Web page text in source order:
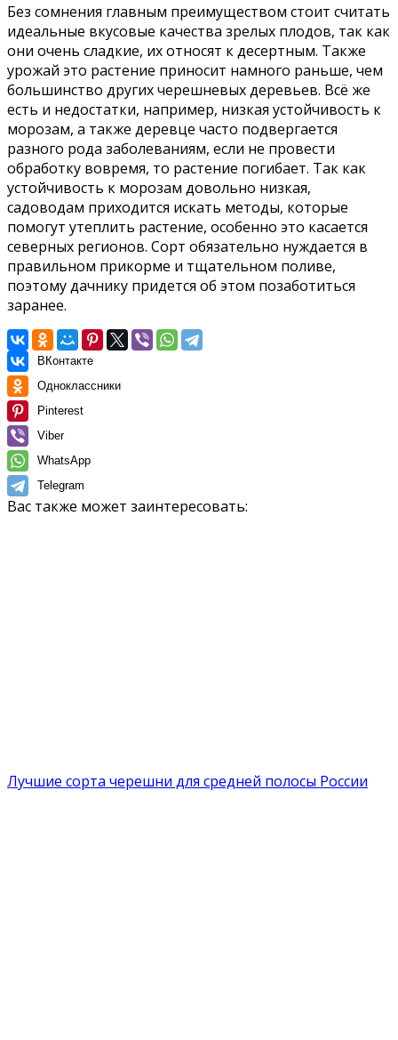
Без сомнения главным преимуществом стоит считать
идеальные вкусовые качества зрелых плодов, так как
они очень сладкие, их относят к десертным. Также
урожай это растение приносит намного раньше, чем
большинство других черешневых деревьев. Всё же
есть и недостатки, например, низкая устойчивость к
морозам, а также деревце часто подвергается
разного рода заболеваниям, если не провести
обработку вовремя, то растение погибает. Так как
устойчивость к морозам довольно низкая,
садоводам приходится искать методы, которые
помогут утеплить растение, особенно это касается
северных регионов. Сорт обязательно нуждается в
правильном прикорме и тщательном поливе,
поэтому дачнику придется об этом позаботиться
заранее.
ВКонтакте
Одноклассники
Pinterest
Viber
WhatsApp
Telegram
Вас также может заинтересовать:
Лучшие сорта черешни для средней полосы России